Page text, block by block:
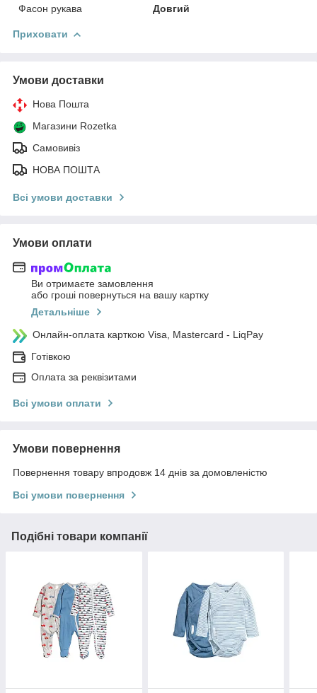
Фасон рукава Довгий
Приховати
Умови доставки
Нова Пошта
Магазини Rozetka
Самовивіз
НОВА ПОШТА
Всі умови доставки
Умови оплати
Ви отримаєте замовлення
або гроші повернуться на вашу картку
Детальніше
Онлайн-оплата карткою Visa, Mastercard - LiqPay
Готівкою
Оплата за реквізитами
Всі умови оплати
Умови повернення
Повернення товару впродовж 14 днів за домовленістю
Всі умови повернення
Подібні товари компанії